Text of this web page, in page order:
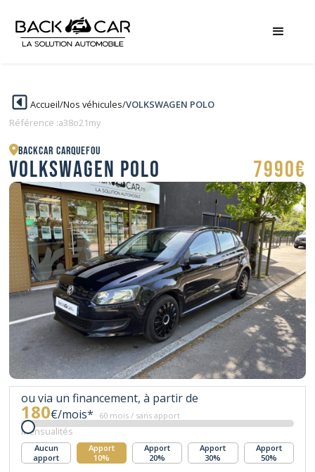
Accueil/Nos véhicules/VOLKSWAGEN POLO
Référence :a38o21my
BACKCAR Carquefou
VOLKSWAGEN POLO 7990€
ou via un financement, à partir de
180€/mois* 60 mois / sans apport
Mensualités
Aucun
apport
Apport
10%
Apport
20%
Apport
30%
Apport
50%